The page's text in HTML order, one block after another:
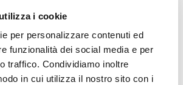
i cookie
per personalizzare contenuti ed
funzionalità dei social media e per
traffico. Condividiamo inoltre
in cui utilizza il nostro sito con i
Monica Poggi and
through time of the
yesterday and today.